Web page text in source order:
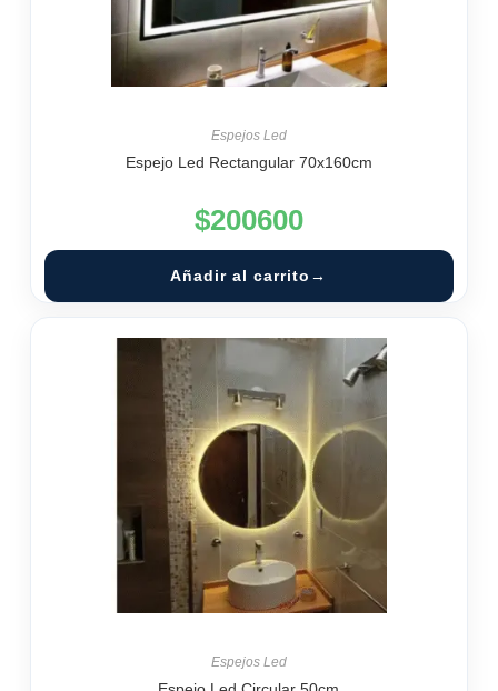
Espejos Led
Espejo Led Rectangular 70x160cm
$200600
Añadir al carrito
Espejos Led